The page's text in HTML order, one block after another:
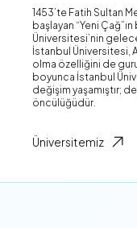
1453’te Fatih Sultan
başlayan “Yeni
Üniversitesi’nin
İstanbul Üniversitesi,
olma özelliğini de
boyunca İstanbul
değişim yaşamıştır;
öncülüğüdür.
Üniversitemiz